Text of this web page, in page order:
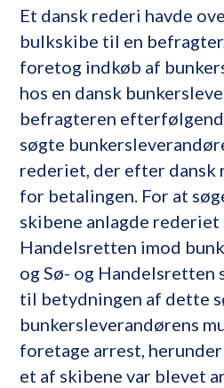
Et dansk rederi havde
bulkskibe til en
foretog indkøb af
hos en dansk
befragteren
søgte
rederiet, der efter
for betalingen. For at
skibene anlagde rederiet
Handelsretten imod
og Sø- og
til betydningen af dette
bunkersleverandørens
foretage arrest,
et af skibene var blevet